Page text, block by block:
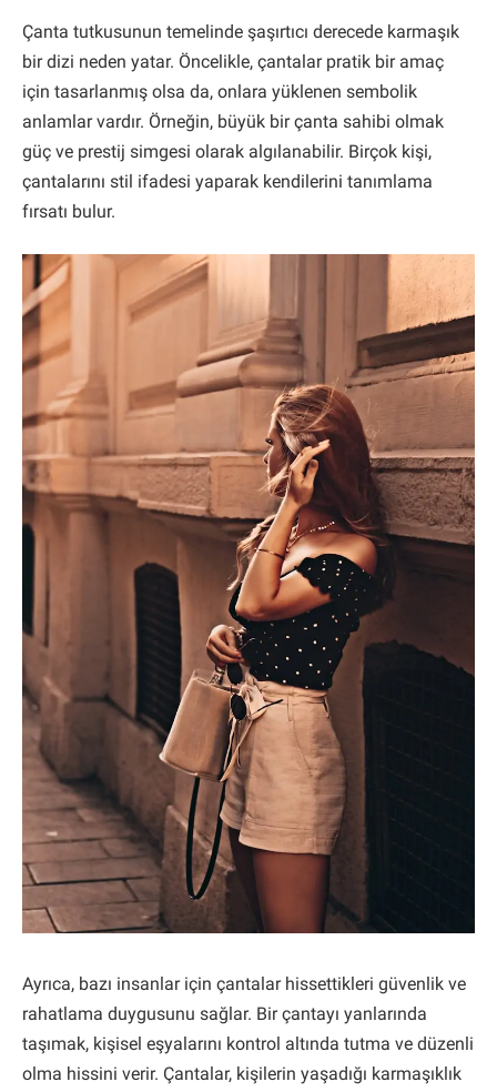
Çanta tutkusunun temelinde şaşırtıcı derecede karmaşık
bir dizi neden yatar. Öncelikle, çantalar pratik bir amaç
için tasarlanmış olsa da, onlara yüklenen sembolik
anlamlar vardır. Örneğin, büyük bir çanta sahibi olmak
güç ve prestij simgesi olarak algılanabilir. Birçok kişi,
çantalarını stil ifadesi yaparak kendilerini tanımlama
fırsatı bulur.
Ayrıca, bazı insanlar için çantalar hissettikleri güvenlik ve
rahatlama duygusunu sağlar. Bir çantayı yanlarında
taşımak, kişisel eşyalarını kontrol altında tutma ve düzenli
olma hissini verir. Çantalar, kişilerin yaşadığı karmaşıklık